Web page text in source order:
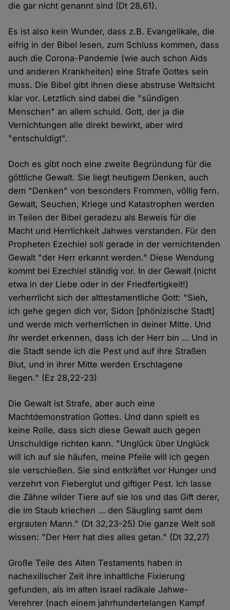
die gar nicht genannt sind (Dt 28,61).
Es ist also kein Wunder, dass z.B. Evangelikale, die
eifrig in der Bibel lesen, zum Schluss kommen, dass
auch die Corona-Pandemie (wie auch schon Aids
und anderen Krankheiten) eine Strafe Gottes sein
muss. Die Bibel gibt ihnen diese abstruse Weltsicht
klar vor. Letztlich sind dabei die "sündigen
Menschen" an allem schuld. Gott, der ja die
Vernichtungen alle direkt bewirkt, aber wird
"entschuldigt".
Doch es gibt noch eine zweite Begründung für die
göttliche Gewalt. Sie liegt heutigem Denken, auch
dem "Denken" von besonders Frommen, völlig fern.
Gewalt, Seuchen, Kriege und Katastrophen werden
in Teilen der Bibel geradezu als Beweis für die
Macht und Herrlichkeit Jahwes verstanden. Für den
Propheten Ezechiel soll gerade in der vernichtenden
Gewalt "der Herr erkannt werden." Diese Wendung
kommt bei Ezechiel ständig vor. In der Gewalt (nicht
etwa in der Liebe oder in der Friedfertigkeit!)
verherrlicht sich der alttestamentliche Gott: "Sieh,
ich gehe gegen dich vor, Sidon [phönizische Stadt]
und werde mich verherrlichen in deiner Mitte. Und
ihr werdet erkennen, dass ich der Herr bin … Und in
die Stadt sende ich die Pest und auf ihre Straßen
Blut, und in ihrer Mitte werden Erschlagene
liegen." (Ez 28,22-23)
Die Gewalt ist Strafe, aber auch eine
Machtdemonstration Gottes. Und dann spielt es
keine Rolle, dass sich diese Gewalt auch gegen
Unschuldige richten kann. "Unglück über Unglück
will ich auf sie häufen, meine Pfeile will ich gegen
sie verschießen. Sie sind entkräftet vor Hunger und
verzehrt von Fieberglut und giftiger Pest. Ich lasse
die Zähne wilder Tiere auf sie los und das Gift derer,
die im Staub kriechen … den Säugling samt dem
ergrauten Mann." (Dt 32,23-25) Die ganze Welt soll
wissen: "Der Herr hat dies alles getan." (Dt 32,27)
Große Teile des Alten Testaments haben in
nachexilischer Zeit ihre inhaltliche Fixierung
gefunden, als im alten Israel radikale Jahwe-
Verehrer (nach einem jahrhundertelangen Kampf